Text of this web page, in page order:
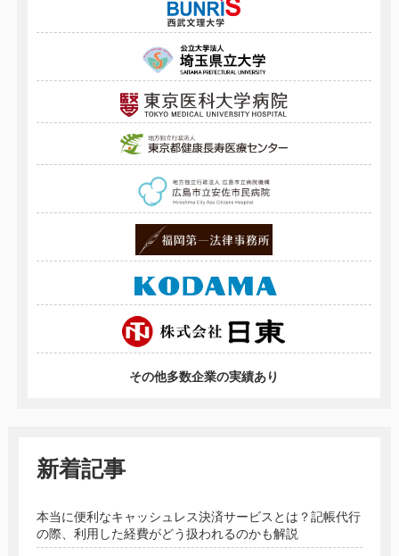
その他多数企業の実績あり
新着記事
本当に便利なキャッシュレス決済サービスとは？記帳代行
の際、利用した経費がどう扱われるのかも解説